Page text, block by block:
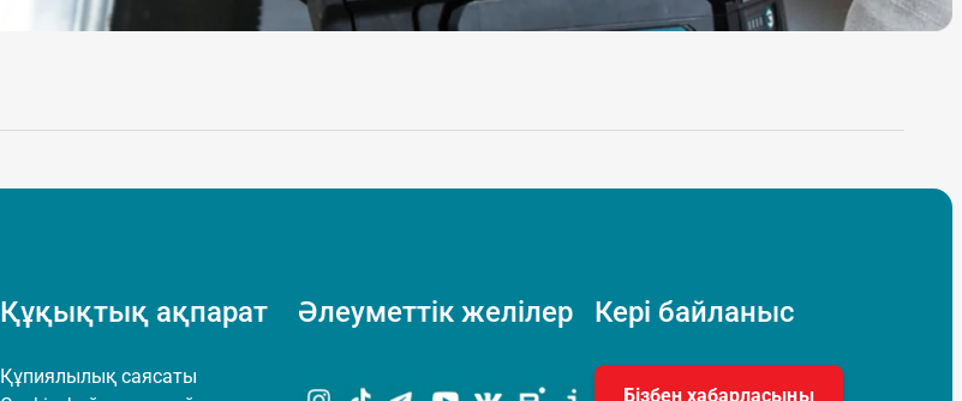
Құқықтық ақпарат
Құпиялылық саясаты
Әлеуметтік желілер Кері байланыс
Бізбен хабарласыңы